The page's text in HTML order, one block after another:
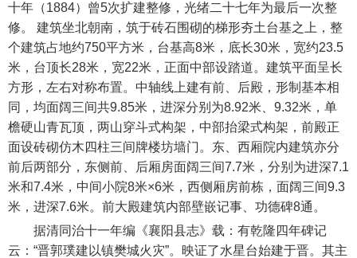
十年（1884）曾5次扩建整修，光绪二十七年为最后一次整
修。 建筑坐北朝南，筑于砖石围砌的梯形夯土台基之上，整
个建筑占地约750平方米，台基高8米，底长30米，宽约23.5
米，台顶长28米，宽22米，正面中部设踏道。建筑平面呈长
方形，左右对称布置。中轴线上建有前、后殿，形制基本相
同，均面阔三间共9.85米，进深分别为8.92米、9.32米，单
檐硬山青瓦顶，两山穿斗式构架，中部抬梁式构架，前殿正
面设砖砌仿木四柱三间牌楼坊墙门。东、西厢院内建筑亦分
前后两部分，东侧前、后厢房面阔三间7.7米，分别为进深7.1
米和7.4米，中间小院8米×6米，西侧厢房前栋，面阔三间9.3
米，进深7.6米。前大殿建筑内部壁嵌记事、功德碑8通。
据清同治十一年编《襄阳县志》载：有乾隆四年碑记
云：“晋郭璞建以镇樊城火灾”。映证了水星台始建于晋。其主